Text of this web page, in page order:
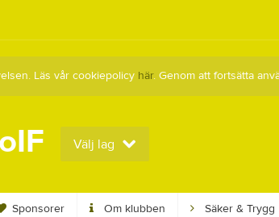
Läs vår cookiepolicy här. Genom att fortsätta
Välj lag
Sponsorer Om klubben Säker & Trygg